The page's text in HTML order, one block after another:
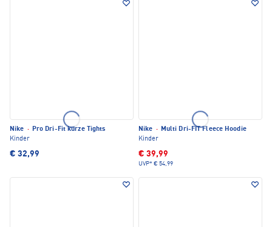
Nike · Pro Dri-Fit kurze Tights
Kinder
€ 32,99
Nike · Multi Dri-FIT Fleece Hoodie
Kinder
€ 39,99
UVP* € 54,99